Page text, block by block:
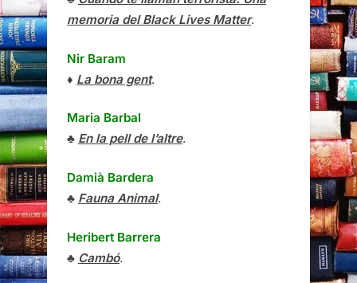
memoria del Black Lives Matter.
Nir Baram
♦ La bona gent.
Maria Barbal
♣ En la pell de l’altre.
Damià Bardera
♣ Fauna Animal.
Heribert Barrera
♣ Cambó.